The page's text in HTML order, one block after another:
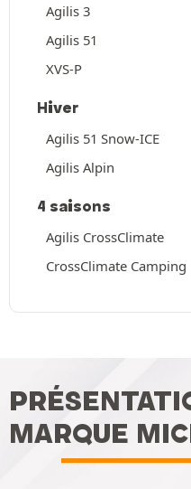
Agilis 3
Agilis 51
XVS-P
Hiver
Agilis 51 Snow-ICE
Agilis Alpin
4 saisons
Agilis CrossClimate
CrossClimate Camping
MARQUE